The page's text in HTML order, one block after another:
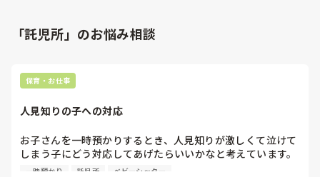
「託児所」のお悩み相談
保育・お仕事
人見知りの子への対応
お子さんを一時預かりするとき、人見知りが激しくて泣けて
しまう子にどう対応してあげたらいいかなと考えています。
短い時間ではあるけれど、少しでも泣けてしまうのが減れ
一時預かり 託児所 ベビーシッター